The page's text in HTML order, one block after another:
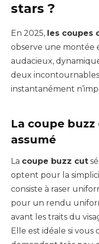
stars ?
En 2025, les coupes
observe une montée
audacieux,
deux
instantanément
La coupe
assumé
La coupe buzz cut
optent pour la
consiste à raser
pour un rendu
avant les traits du
Elle est idéale si